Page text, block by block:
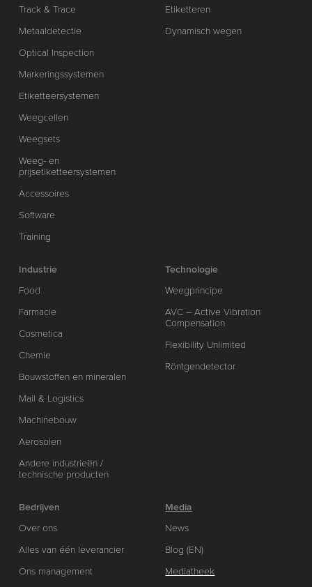
Track & Trace
Metaaldetectie
Optical Inspection
Markeringssystemen
Etiketteersystemen
Weegcellen
Weegsets
Weeg- en
prijsetiketteersystemen
Accessoires
Software
Training
Etiketteren
Dynamisch wegen
Industrie
Food
Farmacie
Cosmetica
Chemie
Bouwstoffen en mineralen
Mail & Logistics
Machinebouw
Aerosolen
Andere industrieën /
technische producten
Technologie
Weegprincipe
AVC – Active Vibration
Compensation
Flexibility Unlimited
Röntgendetector
Bedrijven
Over ons
Alles van één leverancier
Ons management
Media
News
Blog (EN)
Mediatheek